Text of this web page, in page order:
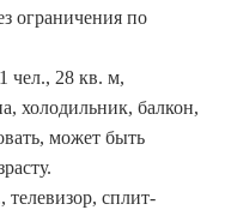
ограничения по
чел., 28 кв. м,
холодильник, балкон,
может быть
телевизор, сплит-